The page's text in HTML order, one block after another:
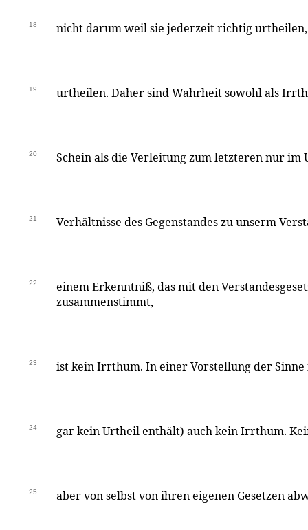
18 nicht darum weil sie jederzeit richtig
19 urtheilen. Daher sind Wahrheit sowohl als
20 Schein als die Verleitung zum letzteren nur im
21 Verhältnisse des Gegenstandes zu unserm
22
einem Erkenntniß, das mit den
zusammenstimmt,
23 ist kein Irrthum. In einer Vorstellung der Sinne
24 gar kein Urtheil enthält) auch kein Irrthum.
25 aber von selbst von ihren eigenen Gesetzen